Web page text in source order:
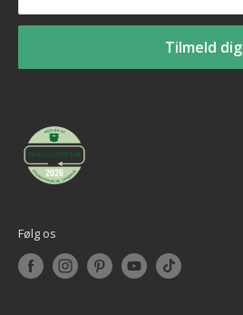
Tilmeld dig
Følg os